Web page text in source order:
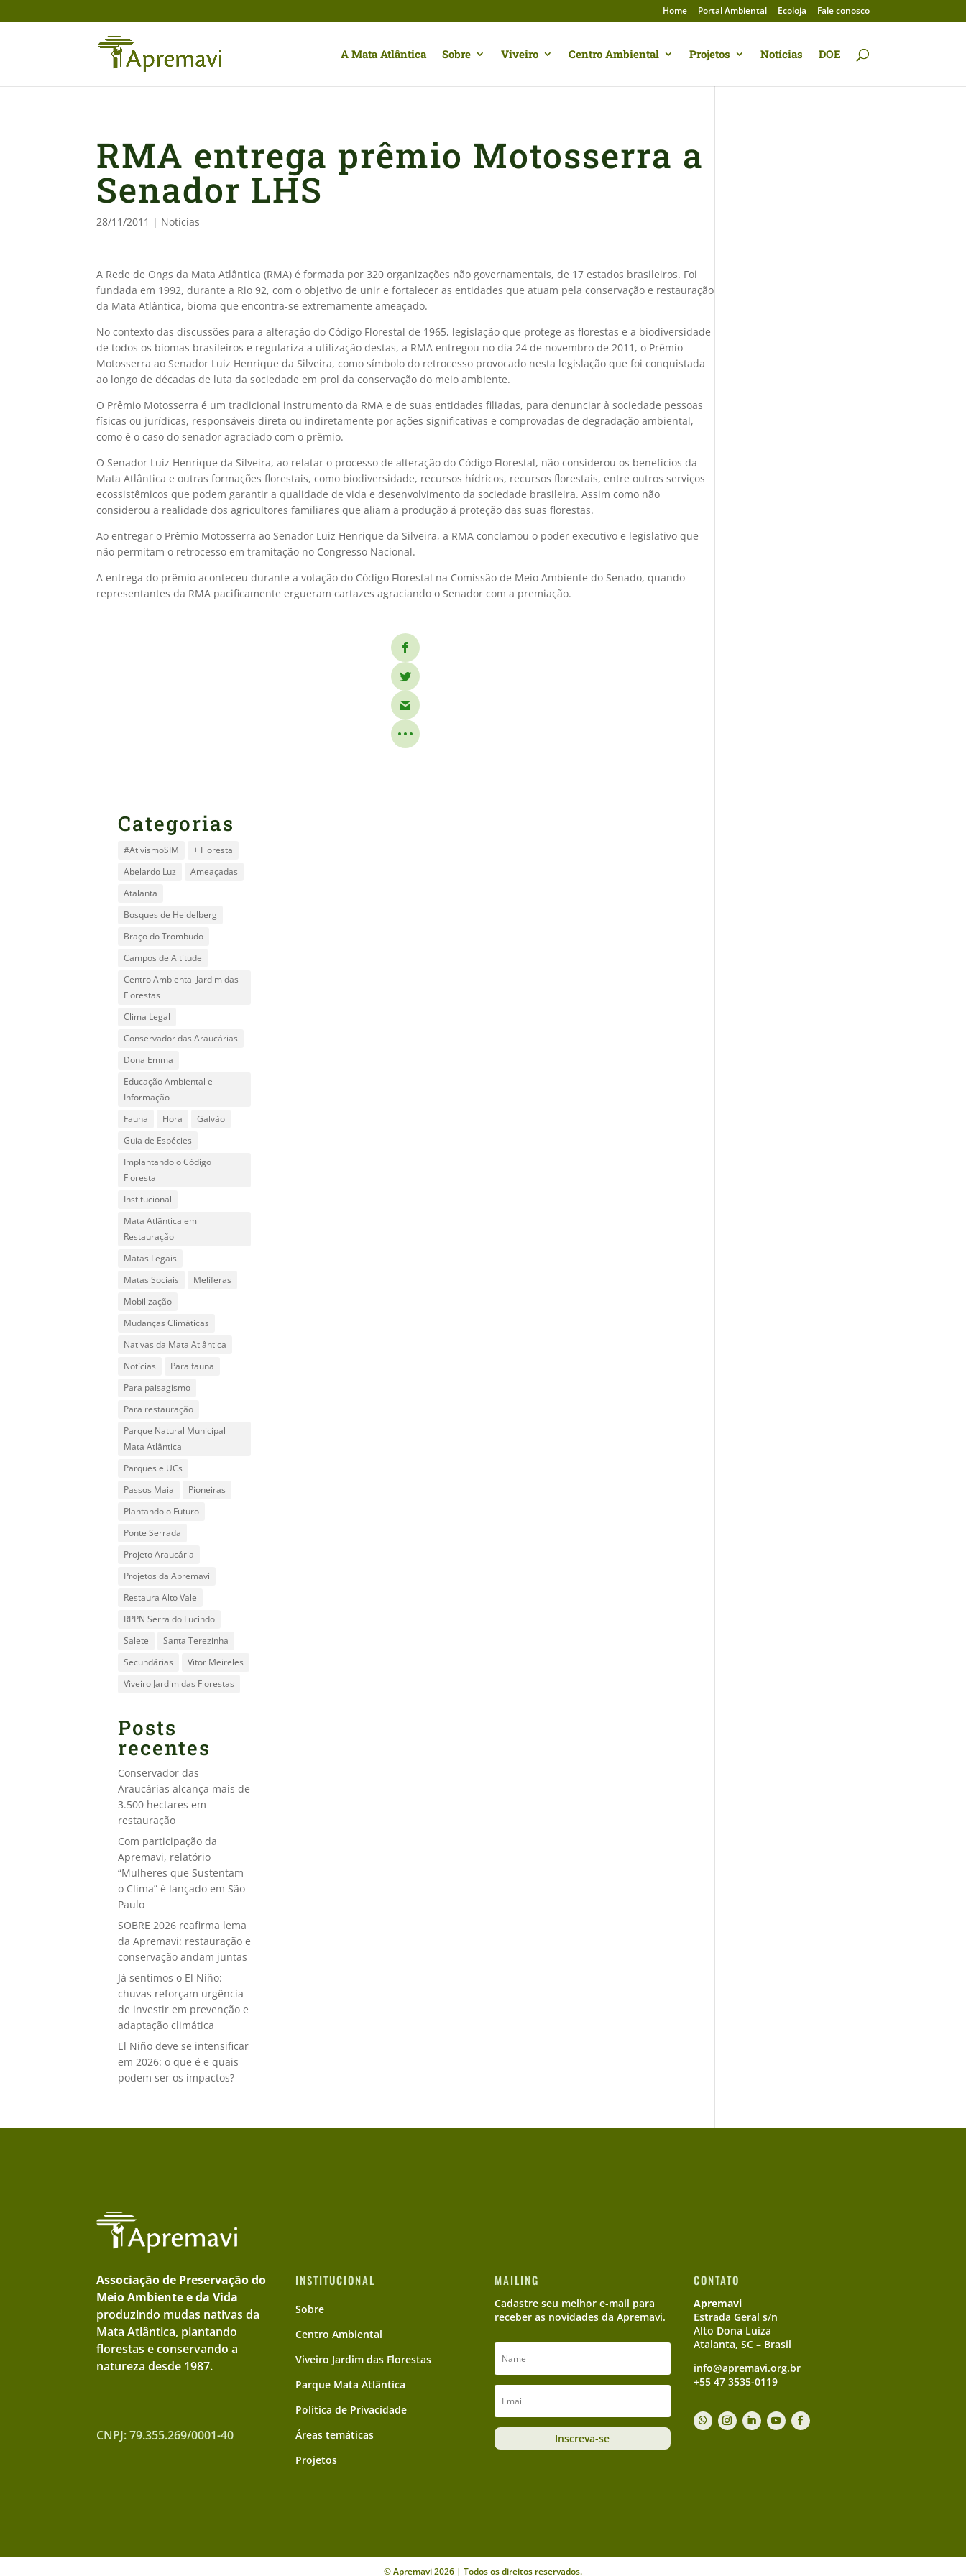
Home Portal Ambiental Ecoloja Fale conosco
A Mata Atlântica Sobre Viveiro Centro Ambiental Projetos Notícias DOE
RMA entrega prêmio Motosserra a
Senador LHS
28/11/2011 | Notícias
A Rede de Ongs da Mata Atlântica (RMA) é formada por 320 organizações não governamentais, de 17 estados brasileiros. Foi
fundada em 1992, durante a Rio 92, com o objetivo de unir e fortalecer as entidades que atuam pela conservação e restauração
da Mata Atlântica, bioma que encontra-se extremamente ameaçado.
No contexto das discussões para a alteração do Código Florestal de 1965, legislação que protege as florestas e a biodiversidade
de todos os biomas brasileiros e regulariza a utilização destas, a RMA entregou no dia 24 de novembro de 2011, o Prêmio
Motosserra ao Senador Luiz Henrique da Silveira, como símbolo do retrocesso provocado nesta legislação que foi conquistada
ao longo de décadas de luta da sociedade em prol da conservação do meio ambiente.
O Prêmio Motosserra é um tradicional instrumento da RMA e de suas entidades filiadas, para denunciar à sociedade pessoas
físicas ou jurídicas, responsáveis direta ou indiretamente por ações significativas e comprovadas de degradação ambiental,
como é o caso do senador agraciado com o prêmio.
O Senador Luiz Henrique da Silveira, ao relatar o processo de alteração do Código Florestal, não considerou os benefícios da
Mata Atlântica e outras formações florestais, como biodiversidade, recursos hídricos, recursos florestais, entre outros serviços
ecossistêmicos que podem garantir a qualidade de vida e desenvolvimento da sociedade brasileira. Assim como não
considerou a realidade dos agricultores familiares que aliam a produção á proteção das suas florestas.
Ao entregar o Prêmio Motosserra ao Senador Luiz Henrique da Silveira, a RMA conclamou o poder executivo e legislativo que
não permitam o retrocesso em tramitação no Congresso Nacional.
A entrega do prêmio aconteceu durante a votação do Código Florestal na Comissão de Meio Ambiente do Senado, quando
representantes da RMA pacificamente ergueram cartazes agraciando o Senador com a premiação.
Categorias
#AtivismoSIM
+ Floresta
Abelardo Luz
Ameaçadas
Atalanta
Bosques de Heidelberg
Braço do Trombudo
Campos de Altitude
Centro Ambiental Jardim das
Florestas
Clima Legal
Conservador das Araucárias
Dona Emma
Educação Ambiental e
Informação
Fauna
Flora
Galvão
Guia de Espécies
Implantando o Código
Florestal
Institucional
Mata Atlântica em
Restauração
Matas Legais
Matas Sociais
Melíferas
Mobilização
Mudanças Climáticas
Nativas da Mata Atlântica
Notícias
Para fauna
Para paisagismo
Para restauração
Parque Natural Municipal
Mata Atlântica
Parques e UCs
Passos Maia
Pioneiras
Plantando o Futuro
Ponte Serrada
Projeto Araucária
Projetos da Apremavi
Restaura Alto Vale
RPPN Serra do Lucindo
Salete
Santa Terezinha
Secundárias
Vitor Meireles
Viveiro Jardim das Florestas
Posts
recentes
Conservador das
Araucárias alcança mais de
3.500 hectares em
restauração
Com participação da
Apremavi, relatório
“Mulheres que Sustentam
o Clima” é lançado em São
Paulo
SOBRE 2026 reafirma lema
da Apremavi: restauração e
conservação andam juntas
Já sentimos o El Niño:
chuvas reforçam urgência
de investir em prevenção e
adaptação climática
El Niño deve se intensificar
em 2026: o que é e quais
podem ser os impactos?
Associação de Preservação do
Meio Ambiente e da Vida
produzindo mudas nativas da
Mata Atlântica, plantando
florestas e conservando a
natureza desde 1987.
CNPJ: 79.355.269/0001-40
INSTITUCIONAL
Sobre
Centro Ambiental
Viveiro Jardim das Florestas
Parque Mata Atlântica
Política de Privacidade
Áreas temáticas
Projetos
MAILING
Cadastre seu melhor e-mail para
receber as novidades da Apremavi.
Inscreva-se
CONTATO
Apremavi
Estrada Geral s/n
Alto Dona Luiza
Atalanta, SC – Brasil
info@apremavi.org.br
+55 47 3535-0119
© Apremavi 2026 | Todos os direitos reservados.